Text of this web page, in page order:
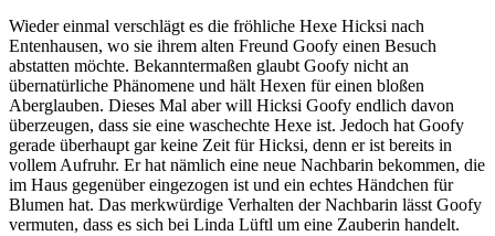
Wieder einmal verschlägt es die fröhliche Hexe Hicksi nach
Entenhausen, wo sie ihrem alten Freund Goofy einen Besuch
abstatten möchte. Bekanntermaßen glaubt Goofy nicht an
übernatürliche Phänomene und hält Hexen für einen bloßen
Aberglauben. Dieses Mal aber will Hicksi Goofy endlich davon
überzeugen, dass sie eine waschechte Hexe ist. Jedoch hat Goofy
gerade überhaupt gar keine Zeit für Hicksi, denn er ist bereits in
vollem Aufruhr. Er hat nämlich eine neue Nachbarin bekommen, die
im Haus gegenüber eingezogen ist und ein echtes Händchen für
Blumen hat. Das merkwürdige Verhalten der Nachbarin lässt Goofy
vermuten, dass es sich bei Linda Lüftl um eine Zauberin handelt.